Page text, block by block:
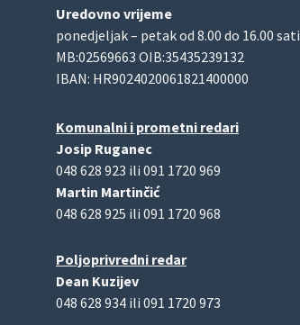
Uredovno vrijeme
ponedjeljak – petak od 8.00 do 16.00 sati
MB:02569663 OIB:35435239132
IBAN: HR9024020061821400000
Komunalni i prometni redari
Josip Ruganec
048 628 923 ili 091 1720 969
Martin Martinčić
048 628 925 ili 091 1720 968
Poljoprivredni redar
Dean Kuzijev
048 628 934 ili 091 1720 973